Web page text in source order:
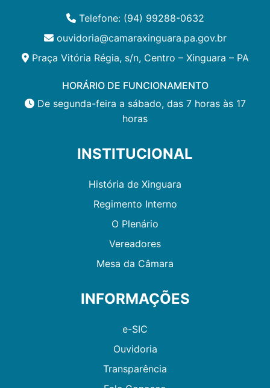
Telefone: (94) 99288-0632
ouvidoria@camaraxinguara.pa.gov.br
Praça Vitória Régia, s/n, Centro – Xinguara – PA
HORÁRIO DE FUNCIONAMENTO
De segunda-feira a sábado, das 7 horas às 17
horas
INSTITUCIONAL
História de Xinguara
Regimento Interno
O Plenário
Vereadores
Mesa da Câmara
INFORMAÇÕES
e-SIC
Ouvidoria
Transparência